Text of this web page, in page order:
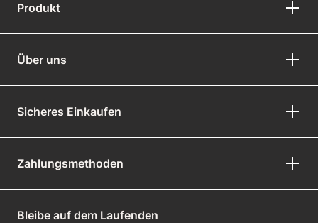
Produkt
Über uns
Zahlungsmethoden
Sicheres Einkaufen
Bleibe auf dem Laufenden